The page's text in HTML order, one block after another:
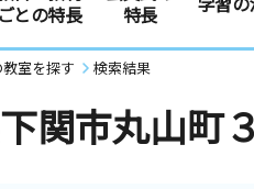
ごとの特長
特長
室を探す 検索結果
関市丸山町